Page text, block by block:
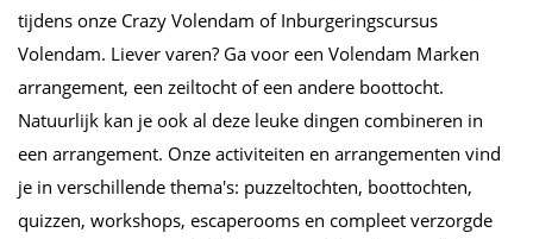
tijdens onze Crazy Volendam of Inburgeringscursus
Volendam. Liever varen? Ga voor een Volendam Marken
arrangement, een zeiltocht of een andere boottocht.
Natuurlijk kan je ook al deze leuke dingen combineren in
een arrangement. Onze activiteiten en arrangementen vind
je in verschillende thema's: puzzeltochten, boottochten,
quizzen, workshops, escaperooms en compleet verzorgde